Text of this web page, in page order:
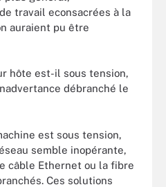
travail econsacrées à la
auraient pu être
hôte est-il sous tension,
débranché le
est sous tension,
semble inopérante,
câble Ethernet ou la fibre
Ces solutions